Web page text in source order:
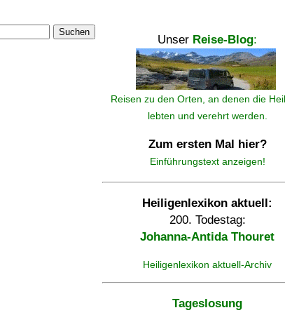
Suchen
Unser Reise-Blog:
Reisen zu den Orten, an denen die
lebten und verehrt werden.
Zum ersten Mal hier?
Einführungstext anzeigen!
Heiligenlexikon aktuell:
200. Todestag:
Johanna-Antida Thouret
Heiligenlexikon aktuell-Archiv
Tageslosung